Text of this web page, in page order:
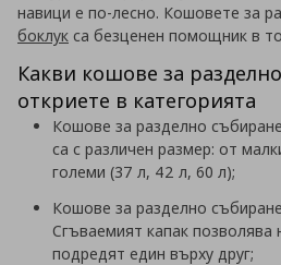
навици е по-лесно. Кошовете за
боклук са безценен помощник в
Какви кошове за
откриете в категорията
Кошове за разделно
са с различен размер: от
големи (37 л, 42 л, 60 л);
Кошове за разделно
Сгъваемият капак позволява
подредят един върху друг;